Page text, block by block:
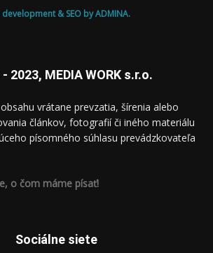
& SEO by ADMINA.
2023, MEDIA WORK s.r.o.
vrátane prevzatia, šírenia alebo
článkov, fotografií či iného materiálu
písomného súhlasu prevádzkovateľa
o čom máme písať!
Sociálne siete